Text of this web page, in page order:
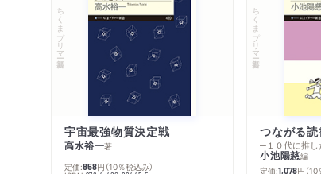
ちくまプリマー新書
宇宙最強物質決定戦
高水裕一著
定価:858円 （10％税込み）
ちくまプリマー新書
つながる読
─１０代に推
小池陽慈編
定価:1,078円 （